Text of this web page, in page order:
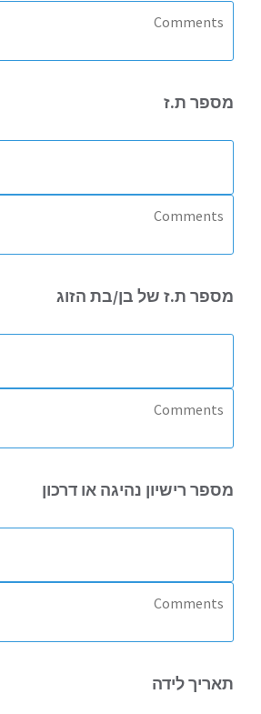
מספר ת.ז
מספר ת.ז של בן/בת הזוג
מספר רישיון נהיגה או דרכון
תאריךלידה